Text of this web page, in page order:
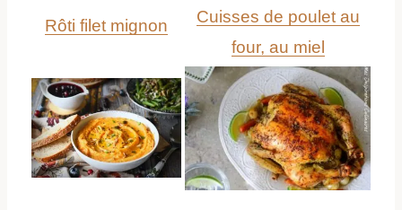
Rôti filet mignon
Cuisses de poulet au
four, au miel